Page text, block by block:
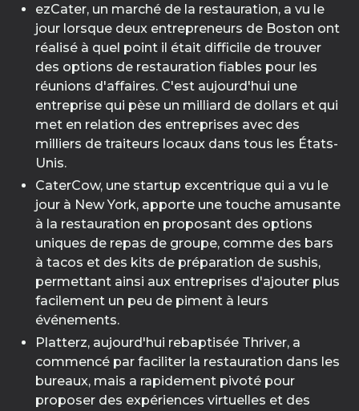
ezCater, un marché de la restauration, a vu le
jour lorsque deux entrepreneurs de Boston ont
réalisé à quel point il était difficile de trouver
des options de restauration fiables pour les
réunions d'affaires. C'est aujourd'hui une
entreprise qui pèse un milliard de dollars et qui
met en relation des entreprises avec des
milliers de traiteurs locaux dans tous les États-
Unis.
CaterCow, une startup excentrique qui a vu le
jour à New York, apporte une touche amusante
à la restauration en proposant des options
uniques de repas de groupe, comme des bars
à tacos et des kits de préparation de sushis,
permettant ainsi aux entreprises d'ajouter plus
facilement un peu de piment à leurs
événements.
Platterz, aujourd'hui rebaptisée Thriver, a
commencé par faciliter la restauration dans les
bureaux, mais a rapidement pivoté pour
proposer des expériences virtuelles et des